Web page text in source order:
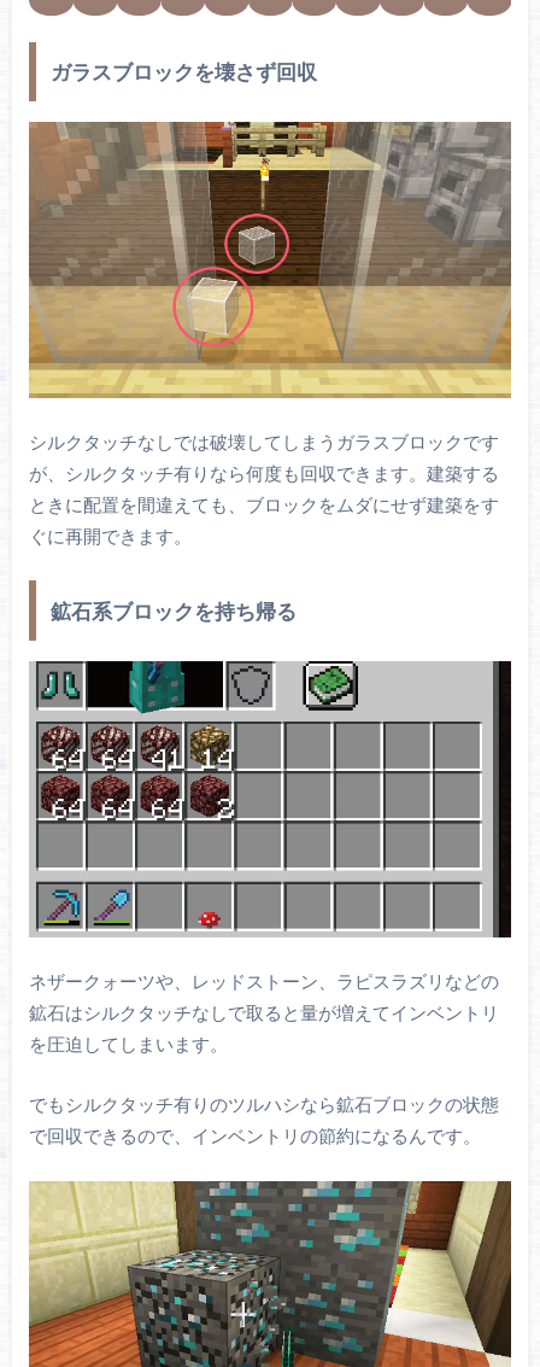
ガラスブロックを壊さず回収
シルクタッチなしでは破壊してしまうガラスブロックです
が、シルクタッチ有りなら何度も回収できます。建築する
ときに配置を間違えても、ブロックをムダにせず建築をす
ぐに再開できます。
鉱石系ブロックを持ち帰る
ネザークォーツや、レッドストーン、ラピスラズリなどの
鉱石はシルクタッチなしで取ると量が増えてインベントリ
を圧迫してしまいます。
でもシルクタッチ有りのツルハシなら鉱石ブロックの状態
で回収できるので、インベントリの節約になるんです。